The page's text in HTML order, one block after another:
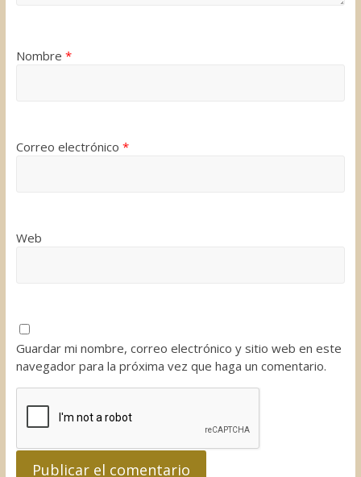
Nombre *
Correo electrónico *
Web
Guardar mi nombre, correo electrónico y sitio web en este
navegador para la próxima vez que haga un comentario.